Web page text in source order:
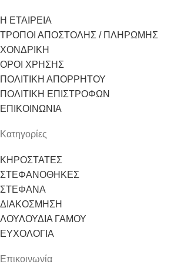
Η ΕΤΑΙΡΕΙΑ
ΤΡΟΠΟΙ ΑΠΟΣΤΟΛΗΣ / ΠΛΗΡΩΜΗΣ
ΧΟΝΔΡΙΚΗ
ΟΡΟΙ ΧΡΗΣΗΣ
ΠΟΛΙΤΙΚΗ ΑΠΟΡΡΗΤΟΥ
ΠΟΛΙΤΙΚΗ ΕΠΙΣΤΡΟΦΩΝ
ΕΠΙΚΟΙΝΩΝΙΑ
Κατηγορίες
ΚΗΡΟΣΤΑΤΕΣ
ΣΤΕΦΑΝΟΘΗΚΕΣ
ΣΤΕΦΑΝΑ
ΔΙΑΚΟΣΜΗΣΗ
ΛΟΥΛΟΥΔΙΑ ΓΑΜΟΥ
ΕΥΧΟΛΟΓΙΑ
Επικοινωνία